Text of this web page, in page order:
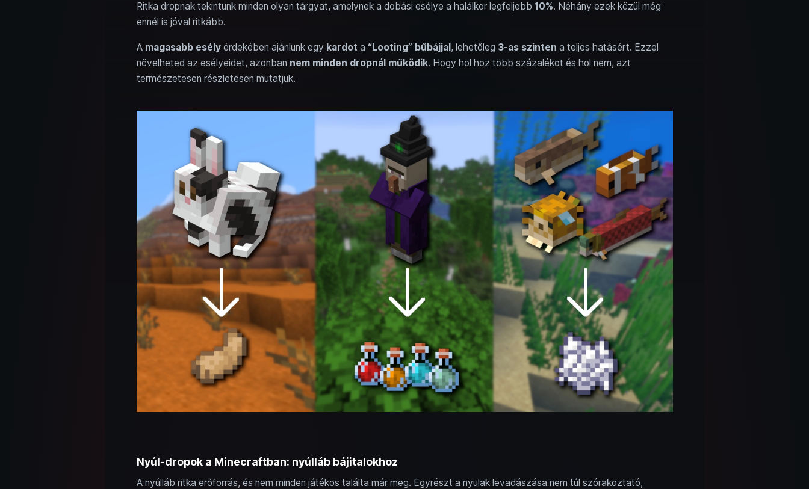
Ritka dropnak tekintünk minden olyan tárgyat, amelynek a dobási esélye a halálkor legfeljebb 10%. Néhány ezek közül még
ennél is jóval ritkább.
A magasabb esélyérdekében ajánlunk egy kardot a “Looting” bűbájjal, lehetőleg 3-as szinten a teljes hatásért. Ezzel
növelheted az esélyeidet, azonban nem minden dropnál működik. Hogy hol hoz több százalékot és hol nem, azt
természetesen részletesen mutatjuk.
Nyúl-dropok a Minecraftban: nyúlláb bájitalokhoz
A nyúlláb ritka erőforrás, és nem minden játékos találta már meg. Egyrészt a nyulak levadászása nem túl szórakoztató,